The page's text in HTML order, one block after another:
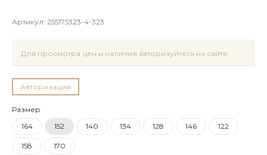
Артикул: 255175323-4-323
Для просмотра цен и наличия авторизуйтесь на сайте.
Авторизация
Размер
164
152 140 134 128 146 122
158 170